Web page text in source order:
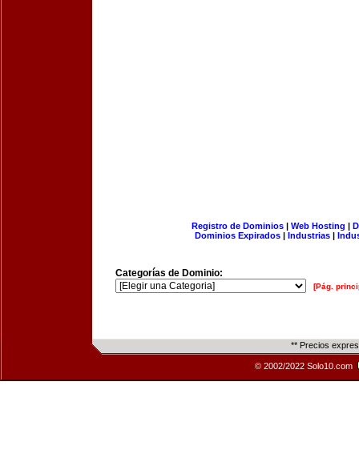
Registro de Dominios| Web Hosting |
Dominios Expirados | Industrias |
Categorías de Dominio:
[Pág.
** Precios
© 2002/2022 Solo10.com